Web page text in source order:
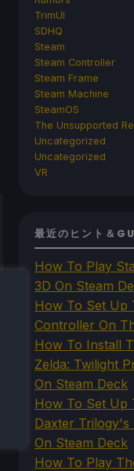
TrimUI
SDHQ
Steam
Steam Controller
Steam Frame
Steam Machine
SteamOS
The Unsupported
Uncategorized
Uncategorized
VR
最近のヒント＆
How To Play
3D On Steam
How To Set Up
Controller On
How To Install
Zelda: Twilight
On Steam Deck
How To Set Up
Daxter Trilogy's
On Steam Deck
How To Play